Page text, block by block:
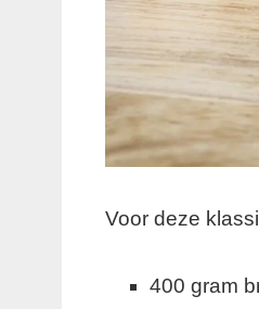
Voor deze
400 gram